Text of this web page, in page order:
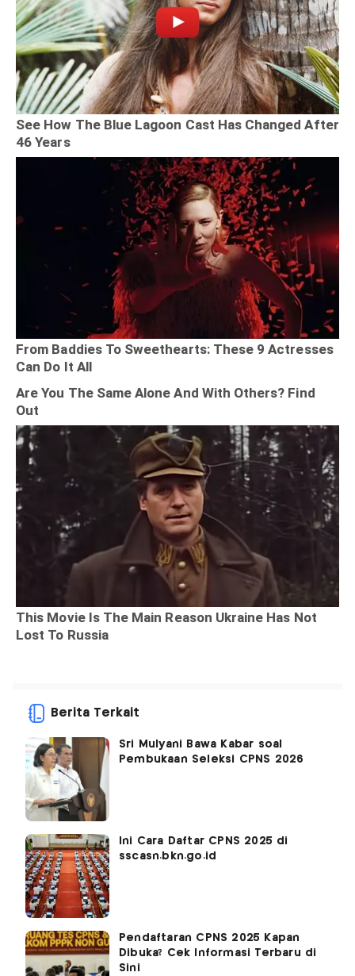
Berita Terkait
Sri Mulyani Bawa Kabar soal
Pembukaan Seleksi CPNS 2026
Ini Cara Daftar CPNS 2025 di
sscasn.bkn.go.id
Pendaftaran CPNS 2025 Kapan
Dibuka? Cek Informasi Terbaru di
Sini